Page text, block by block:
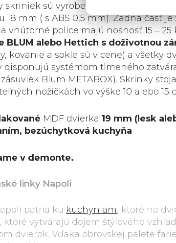
skriniek sú vyrobené z kvalitnej LTD
18 mm ( s ABS 0,5 mm). Zadná časť
vnútorné police majú nosnosť 15 ‒ 25
BLUM alebo Hettich s doživotnou
kovanie a sokle sú v cene) a všetky
disponujú systémom tlmeného
Blum METABOX). Skrinky
nožičkách vo výške 10 alebo 15
MDF dvierka 19 mm (lesk
bezúchytková kuchyňa
v demonte.
linky Napoli
patria ku kuchyniam, ktoré na
ktoré vytvárajú dojem štýlového
dvierok. Vďaka obrovskej palete